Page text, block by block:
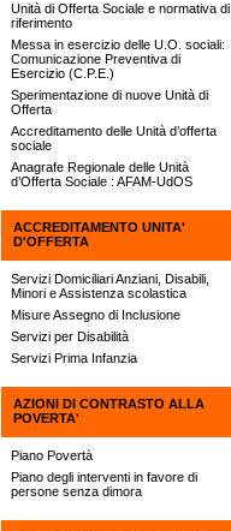
Unità di Offerta Sociale e normativa di
riferimento
Messa in esercizio delle U.O. sociali:
Comunicazione Preventiva di
Esercizio (C.P.E.)
Sperimentazione di nuove Unità di
Offerta
Accreditamento delle Unità d’offerta
sociale
Anagrafe Regionale delle Unità
d’Offerta Sociale : AFAM-UdOS
ACCREDITAMENTO UNITA'
D'OFFERTA
Servizi Domiciliari Anziani, Disabili,
Minori e Assistenza scolastica
Misure Assegno di Inclusione
Servizi per Disabilità
Servizi Prima Infanzia
AZIONI DI CONTRASTO ALLA
POVERTA'
Piano Povertà
Piano degli interventi in favore di
persone senza dimora